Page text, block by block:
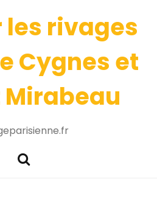
rivages
Cygnes et
Mirabeau